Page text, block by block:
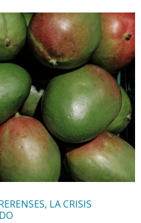
LA CRISIS